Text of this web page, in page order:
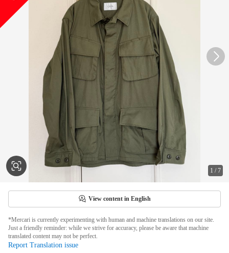
1 /7
View content in English
*Mercari is currently experimenting with human and machine translations on our site.
Just a friendly reminder: while we strive for accuracy, please be aware that machine
translated content may not be perfect.
Report Translation issue